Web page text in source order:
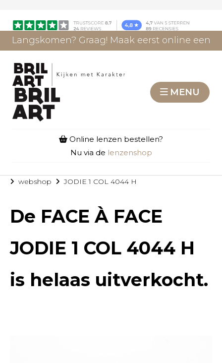
Langskomen? Graag! Maak eerst online een
MENU
Online lenzen bestellen?
Nu via de lenzenshop
webshop JODIE 1 COL 4044 H
De FACE À FACE
JODIE 1 COL 4044 H
is helaas uitverkocht.